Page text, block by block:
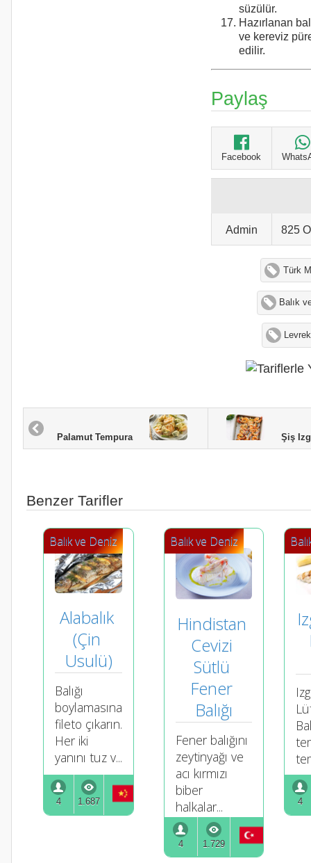
süzülür.
Hazırlanan
ve kereviz
edilir.
Paylaş
Facebook
Admin 825
Türk
Balık
Palamut Tempura Şiş
Benzer Tarifler
Alabalık
(Çin
Usulü)
Balığı
boylamasına
fileto çıkarın.
Her iki
yanını tuz v...
Balık ve Deniz
4 1.687
Hindistan
Cevizi
Sütlü
Fener
Balığı
Fener balığını
zeytinyağı ve
acı kırmızı
biber
halkalar...
Balık ve Deniz
4 1.729
4